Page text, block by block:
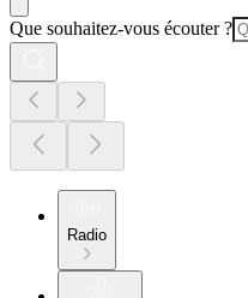
Que souhaitez-vous écouter ?
Radio